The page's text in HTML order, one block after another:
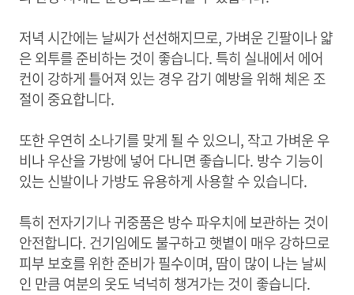
저녁 시간에는 날씨가 선선해지므로, 가벼운 긴팔이나 얇
은 외투를 준비하는 것이 좋습니다. 특히 실내에서 에어
컨이 강하게 틀어져 있는 경우 감기 예방을 위해 체온 조
절이 중요합니다.
또한 우연히 소나기를 맞게 될 수 있으니, 작고 가벼운 우
비나 우산을 가방에 넣어 다니면 좋습니다. 방수 기능이
있는 신발이나 가방도 유용하게 사용할 수 있습니다.
특히 전자기기나 귀중품은 방수 파우치에 보관하는 것이
안전합니다. 건기임에도 불구하고 햇볕이 매우 강하므로
피부 보호를 위한 준비가 필수이며, 땀이 많이 나는 날씨
인 만큼 여분의 옷도 넉넉히 챙겨가는 것이 좋습니다.